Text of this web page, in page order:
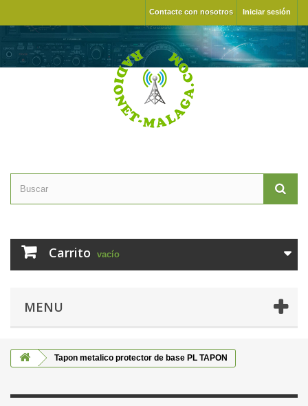
Iniciar sesión
Contacte con nosotros
Carrito vacío
MENU
Tapon metalico protector de base PL TAPON